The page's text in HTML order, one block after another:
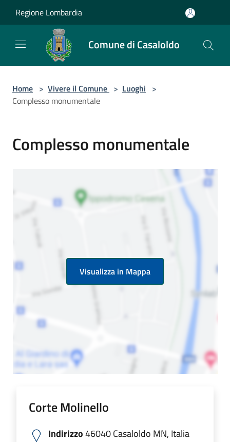
Regione Lombardia
Comune di Casaloldo
Home > Vivere il Comune > Luoghi >
Complesso monumentale
Complesso monumentale
Visualizza in Mappa
Corte Molinello
Indirizzo46040 Casaloldo MN, Italia